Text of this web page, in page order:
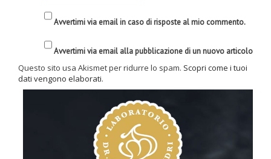
Avvertimi via email in caso di risposte al mio commento.
Avvertimi via email alla pubblicazione di un nuovo articolo
Questo sito usa Akismet per ridurre lo spam. Scopri come i tuoi
dati vengono elaborati.